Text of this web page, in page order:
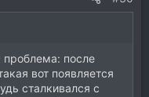
проблема: после
вот появляется
сталкивался с